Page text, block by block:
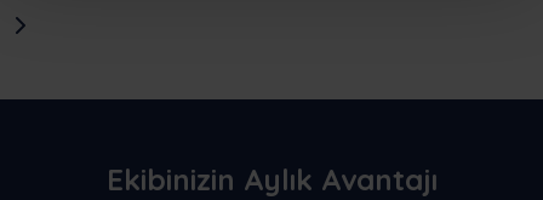
Ekibinizin Aylık Avantajı